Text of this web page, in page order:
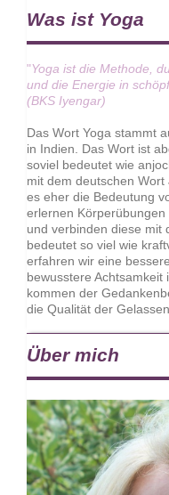
Was ist Yoga
"Yoga ist die Methode,
und die Energie in
(BKS Iyengar)
Das Wort Yoga stammt
in Indien. Das Wort ist
soviel bedeutet wie
mit dem deutschen
es eher die Bedeutung
erlernen
und verbinden diese mit
bedeutet so viel wie
erfahren wir eine
bewusstere
kommen der
die Qualität der
Über mich